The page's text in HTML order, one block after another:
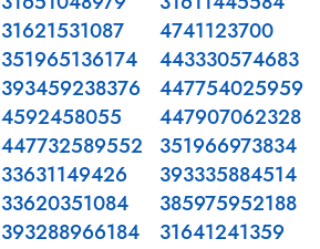
31621531087
351965136174
393459238376
4592458055
447732589552
33631149426
33620351084
393288966184
4741123700
443330574683
447754025959
447907062328
351966973834
393335884514
385975952188
31641241359